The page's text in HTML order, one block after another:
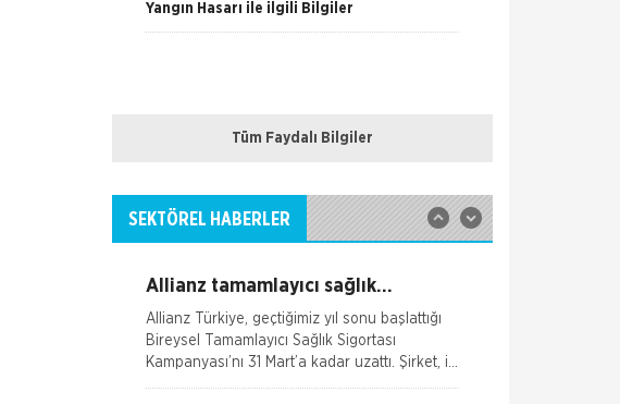
Yangın Hasarı ile ilgili Bilgiler
Tüm Faydalı Bilgiler
SEKTÖREL HABERLER
Fare Kasko Kapsamında
itibarı ile yayına başlamıştır. Müşterileri Sigorta
Acentelerini neden tercih etmeleri gerektiği
Allianz tamamlayıcı sağlık
kampanyasını uzattı
Allianz Türkiye, geçtiğimiz yıl sonu başlattığı
Bireysel Tamamlayıcı Sağlık Sigortası
Kampanyası’nı 31 Mart’a kadar uzattı. Şirket, ilk
defa Bireysel Tamamlayıc